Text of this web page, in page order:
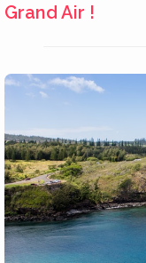
Grand Air !